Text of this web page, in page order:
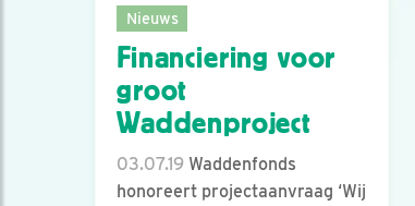
Nieuws
Financiering voor
groot
Waddenproject
03.07.19 Waddenfonds
honoreert projectaanvraag ‘Wij